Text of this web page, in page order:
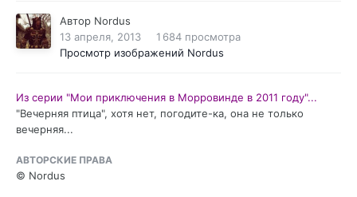
Автор Nordus
13 апреля, 2013
1 684 просмотра
Просмотр изображений Nordus
Из серии "Мои приключения в Морровинде в 2011 году"...
"Вечерняя птица", хотя нет, погодите-ка, она не только
вечерняя...
АВТОРСКИЕ ПРАВА
© Nordus